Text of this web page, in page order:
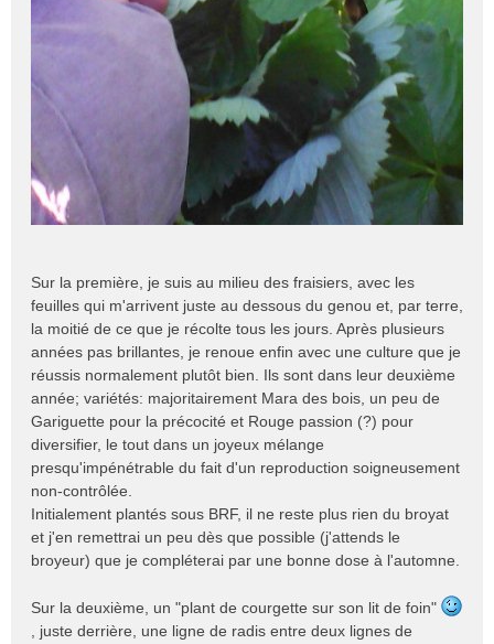
Sur la première, je suis au milieu des fraisiers, avec les
feuilles qui m'arrivent juste au dessous du genou et, par terre,
la moitié de ce que je récolte tous les jours. Après plusieurs
années pas brillantes, je renoue enfin avec une culture que je
réussis normalement plutôt bien. Ils sont dans leur deuxième
année; variétés: majoritairement Mara des bois, un peu de
Gariguette pour la précocité et Rouge passion (?) pour
diversifier, le tout dans un joyeux mélange
presqu'impénétrable du fait d'un reproduction soigneusement
non-contrôlée.
Initialement plantés sous BRF, il ne reste plus rien du broyat
et j'en remettrai un peu dès que possible (j'attends le
broyeur) que je compléterai par une bonne dose à l'automne.
Sur la deuxième, un "plant de courgette sur son lit de foin"
, juste derrière, une ligne de radis entre deux lignes de